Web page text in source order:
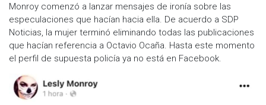
Monroy comenzó a lanzar mensajes de ironía sobre las
especulaciones que hacían hacia ella. De acuerdo a SDP
Noticias, la mujer terminó eliminando todas las publicaciones
que hacían referencia a Octavio Ocaña. Hasta este momento
el perfil de supuesta policía ya no está en Facebook.